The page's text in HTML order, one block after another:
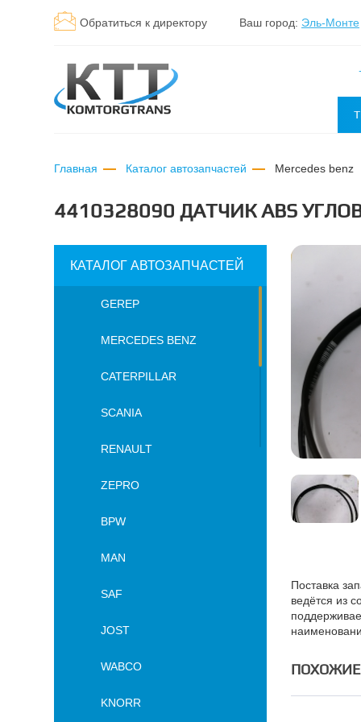
Обратиться к директору Ваш город: Эль-Монте
Главная Каталог автозапчастей mercedes benz
4410328090 ДАТЧИК ABS
КАТАЛОГ АВТОЗАПЧАСТЕЙ
GEREP
MERCEDES BENZ
CATERPILLAR
SCANIA
RENAULT
ZEPRO
BPW
MAN
SAF
JOST
WABCO
KNORR
Поставка
ведётся из